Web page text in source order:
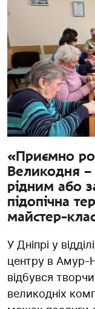
«Приємно
Великодня
рідним або
підопічна
майстер-
У Дніпрі у
центру в Амур-
відбувся
великодніх